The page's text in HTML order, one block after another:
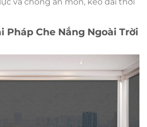
Pháp Che Nắng Ngoài Trời